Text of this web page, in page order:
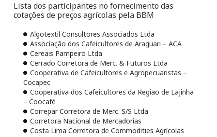
Lista dos participantes no fornecimento das
cotações de preços agrícolas pela BBM
Algotextil Consultores Associados Ltda
Associação dos Cafeicultores de Araguari – ACA
Cereais Pampeiro Ltda
Cerrado Corretora de Merc. & Futuros Ltda
Cooperativa de Cafeicultores e Agropecuaristas –
Cocapec
Cooperativa dos Cafeicultores da Região de Lajinha
– Coocafé
Correpar Corretora de Merc. S/S Ltda
Corretora Nacional de Mercadorias
Costa Lima Corretora de Commodities Agrícolas